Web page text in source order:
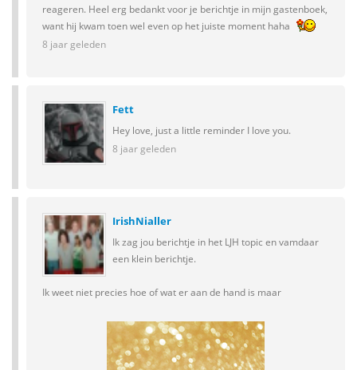
reageren. Heel erg bedankt voor je berichtje in mijn gastenboek,
want hij kwam toen wel even op het juiste moment haha
8 jaar geleden
Fett
Hey love, just a little reminder I love you.
8 jaar geleden
IrishNialler
Ik zag jou berichtje in het LJH topic en vamdaar
een klein berichtje.
Ik weet niet precies hoe of wat er aan de hand is maar